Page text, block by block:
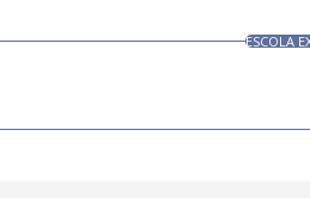
ESCOLA